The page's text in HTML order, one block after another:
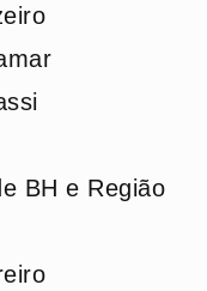
BH e Região